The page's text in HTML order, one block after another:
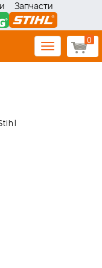
Запчасти
0
Toggle
navigation